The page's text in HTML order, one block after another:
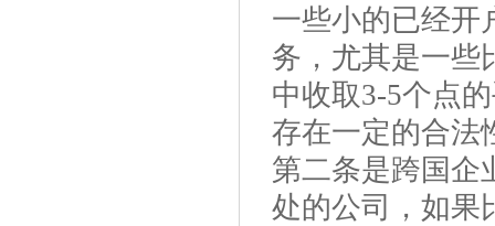
一些小的已经开
务，尤其是一些
中收取3-5个点
存在一定的合法
第二条是跨国企
处的公司，如果